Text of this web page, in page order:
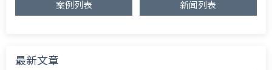
案例列表 新闻列表
最新文章